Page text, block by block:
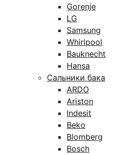
Gorenje
LG
Samsung
Whirlpool
Bauknecht
Hansa
Сальники бака
ARDO
Ariston
Indesit
Beko
Blomberg
Bosch